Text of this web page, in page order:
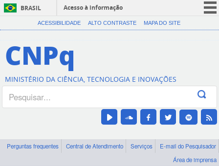
BRASIL
Acesso à informação
CORONAVÍRUS (COVID-19)
Canais
ACESSIBILIDADE ALTO CONTRASTE MAPA DO SITE
CNPq
MINISTÉRIO DA CIÊNCIA, TECNOLOGIA E INOVAÇÕES
Perguntas frequentes Central de Atendimento Serviços
E-mail do Pesquisador
Área de imprensa